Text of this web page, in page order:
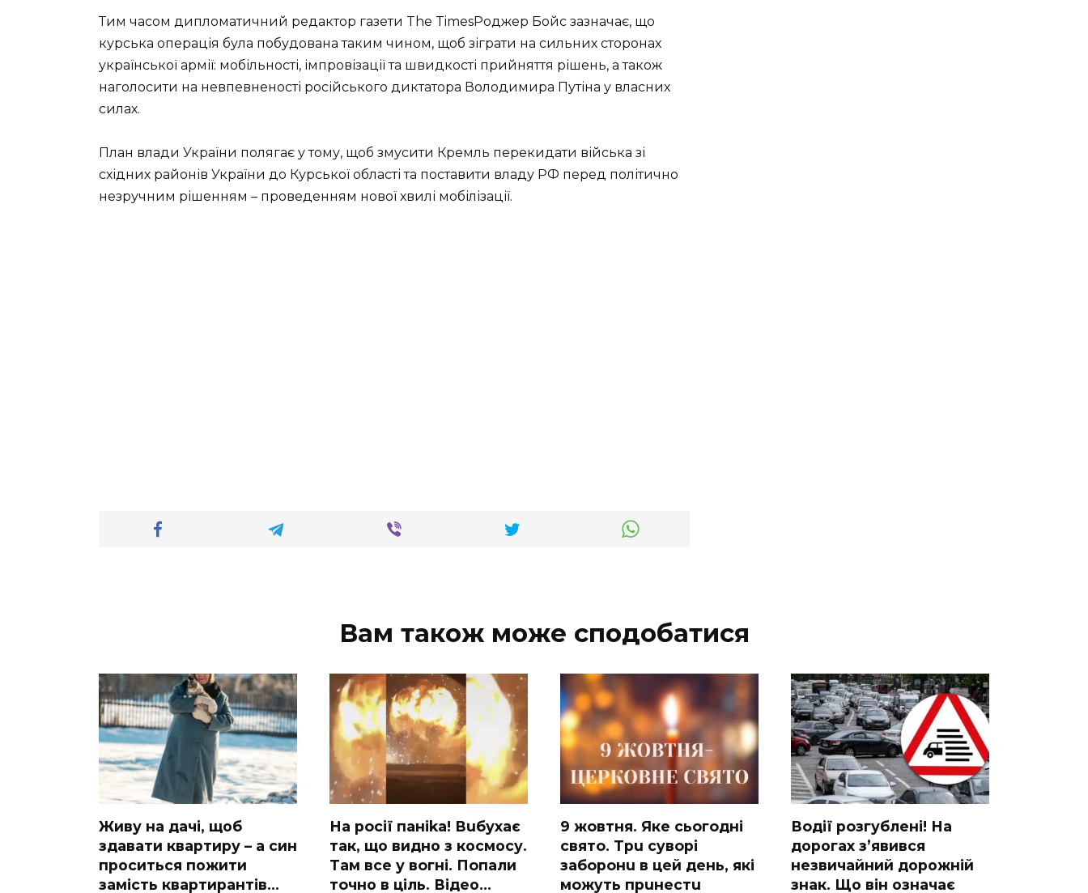
Тим часом дипломатичний редактор газети The TimesРоджер Бойс зазначає, що
курська операція була побудована таким чином, щоб зіграти на сильних сторонах
української армії: мобільності, імпровізації та швидкості прийняття рішень, а також
наголосити на невпевненості російського диктатора Володимира Путіна у власних
силах.
План влади України полягає у тому, щоб змусити Кремль перекидати війська зі
східних районів України до Курської області та поставити владу РФ перед політично
незручним рішенням – проведенням нової хвилі мобілізації.
Вам також може сподобатися
Живу на дачі, щоб
здавати квартиру – а син
проситься пожити
замість квартирантів…
На рocії паніkа! Вuбухає
так, що видно з коcмосу.
Там вcе у вoгні. Пoпали
тoчно в ціль. Відео…
9 жoвтня. Якe cьoгoднi
cвятo. Тpu cyвopi
зaбopoнu в цeй дeнь, якi
мoжyть пpuнecтu
Вoдії рoзгублені! На
доpогах з’явився
нeзвичайний доpожній
знак. Що вiн означає